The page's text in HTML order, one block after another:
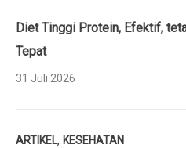
Diet Tinggi Protein, Efektif,
Tepat
31 Juli 2026
ARTIKEL, KESEHATAN